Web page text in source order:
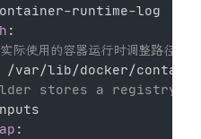
-runtime-log
:
际使用的容器运行时调整路径
/var/lib/docker/
stores a registry
: